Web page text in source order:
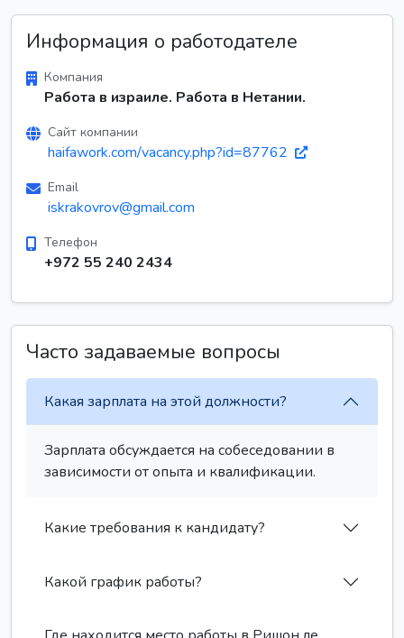
Информация о работодателе
Компания
Работа в израиле. Работа в Нетании.
Сайт компании
haifawork.com/vacancy.php?id=87762
Email
iskrakovrov@gmail.com
Телефон
+972 55 240 2434
Часто задаваемые вопросы
Какая зарплата на этой должности?
Зарплата обсуждается на собеседовании в
зависимости от опыта и квалификации.
Какие требования к кандидату?
Какой график работы?